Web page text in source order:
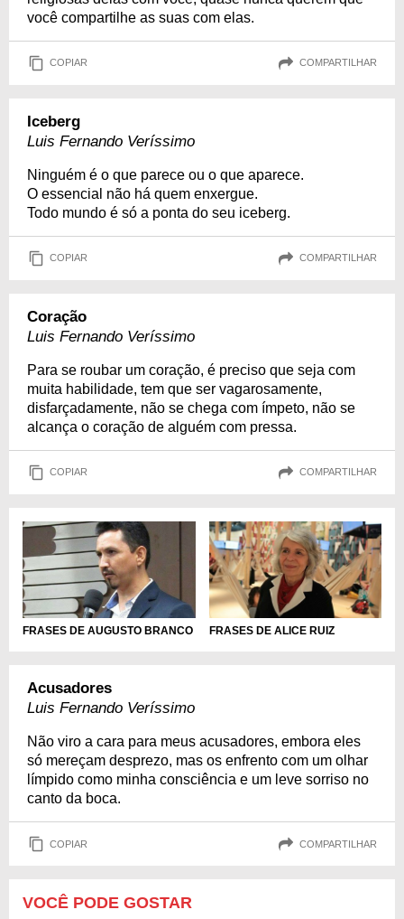
você compartilhe as suas com elas.
COPIAR COMPARTILHAR
Iceberg
Luis Fernando Veríssimo
Ninguém é o que parece ou o que aparece.
O essencial não há quem enxergue.
Todo mundo é só a ponta do seu iceberg.
COPIAR COMPARTILHAR
Coração
Luis Fernando Veríssimo
Para se roubar um coração, é preciso que seja com
muita habilidade, tem que ser vagarosamente,
disfarçadamente, não se chega com ímpeto, não se
alcança o coração de alguém com pressa.
COPIAR COMPARTILHAR
FRASES DE AUGUSTO BRANCO FRASES DE ALICE RUIZ
Acusadores
Luis Fernando Veríssimo
Não viro a cara para meus acusadores, embora eles
só mereçam desprezo, mas os enfrento com um olhar
límpido como minha consciência e um leve sorriso no
canto da boca.
COPIAR COMPARTILHAR
VOCÊ PODE GOSTAR